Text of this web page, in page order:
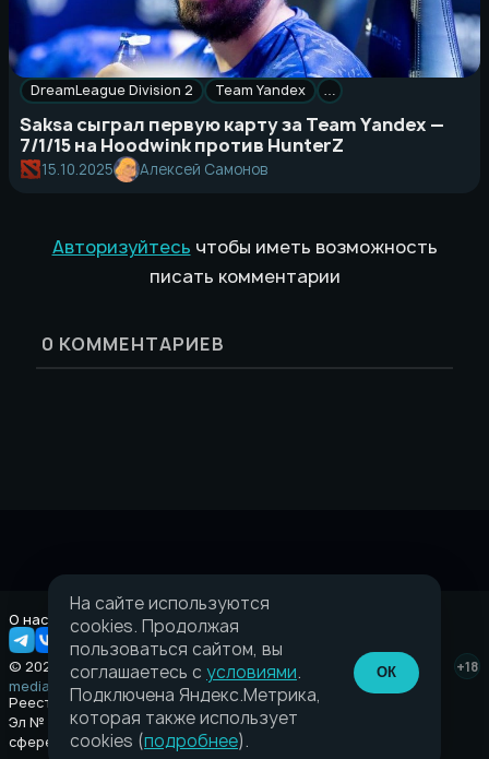
DreamLeague Division 2 Team Yandex …
Saksa сыграл первую карту за Team Yandex —
7/1/15 на Hoodwink против HunterZ
15.10.2025 Алексей Самонов
Авторизуйтесь чтобы иметь возможность
писать комментарии
0 КОММЕНТАРИЕВ
О нас Правовая информация
© 2026 Taverna.gg
+18
media@taverna.gg
Реестровая запись:
Эл № ФС77-89710 выдано Федеральной службой по надзору в
сфере связи, информационных технологий и массовых
На сайте используются
cookies. Продолжая
пользоваться сайтом, вы
соглашаетесь с условиями.
Подключена Яндекс.Метрика,
которая также использует
cookies (подробнее).
ОК